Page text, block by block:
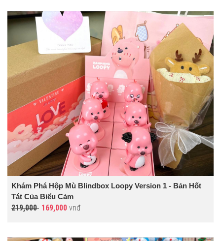
Khám Phá Hộp Mù Blindbox Loopy Version 1 - Bản Hốt
Tát Của Biểu Cảm
219,000 169,000 vnđ